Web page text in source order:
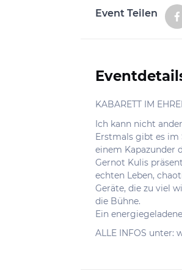
Event Teilen
KABARETT IM
Ich kann nicht
Erstmals gibt es im
einem Kapazunder
Gernot Kulis
echten Leben,
Geräte, die zu viel
die Bühne.
Ein
ALLE INFOS unter: